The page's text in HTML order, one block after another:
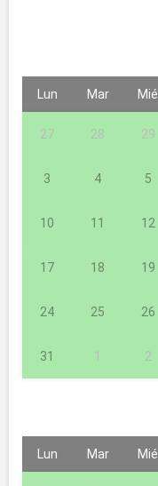
Lun Mar Mié
27 28 29
3 4 5
10 11 12
17 18 19
24 25 26
31 1 2
Lun Mar Mié